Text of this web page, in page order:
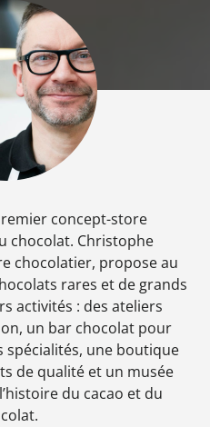
concept-store
chocolat. Christophe
chocolatier, propose au
rares et de grands
activités : des ateliers
un bar chocolat pour
spécialités, une boutique
de qualité et un musée
du cacao et du